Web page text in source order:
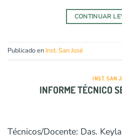
CONTINUAR
Publicado en Inst. San José
INST. SAN
INFORME TÉCNICO
Técnicos/Docente: Das.